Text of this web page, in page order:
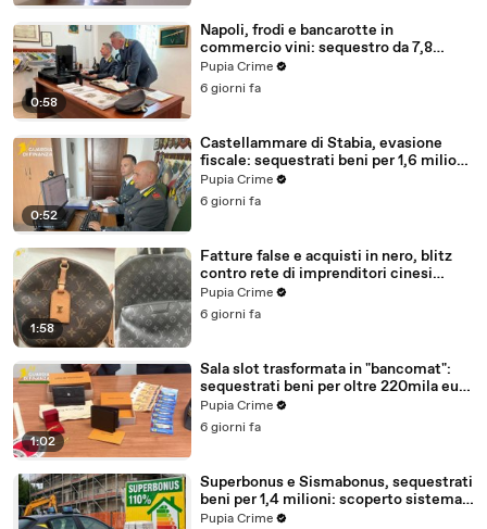
0:58
Napoli, frodi e bancarotte in
commercio vini: sequestro da 7,8
milioni (30.07.26)
Pupia Crime
6 giorni fa
0:52
Castellammare di Stabia, evasione
fiscale: sequestrati beni per 1,6 milioni
ad un consorzio navale (29.07.26)
Pupia Crime
6 giorni fa
1:58
Fatture false e acquisti in nero, blitz
contro rete di imprenditori cinesi
sequestri per 8,5 milioni (29.07.26)
Pupia Crime
6 giorni fa
1:02
Sala slot trasformata in "bancomat":
sequestrati beni per oltre 220mila euro
a due coniugi (29.07.26)
Pupia Crime
6 giorni fa
Superbonus e Sismabonus, sequestrati
beni per 1,4 milioni: scoperto sistema
con false abitazioni (29.07.26)
Pupia Crime